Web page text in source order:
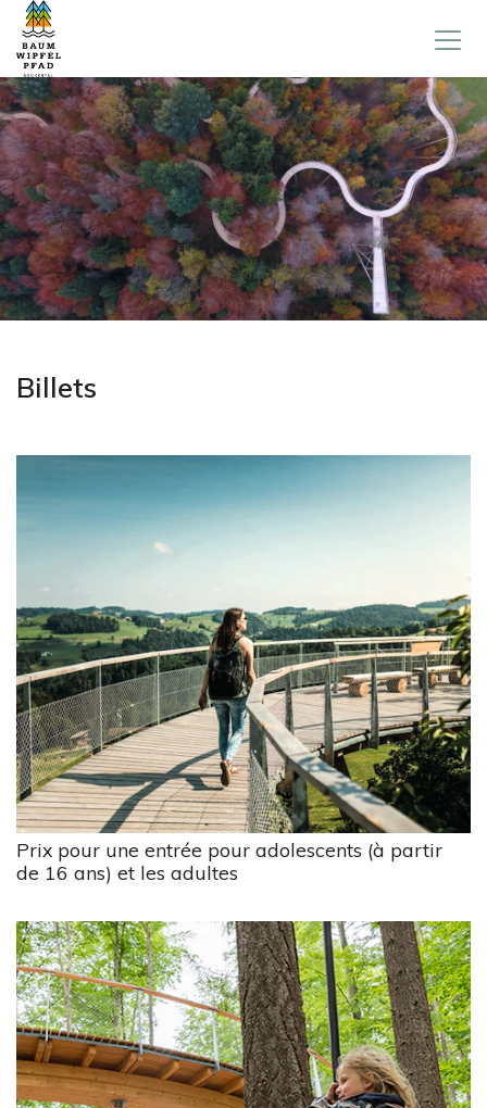
Billets
Prix pour une entrée pour adolescents (à partir
de 16 ans) et les adultes